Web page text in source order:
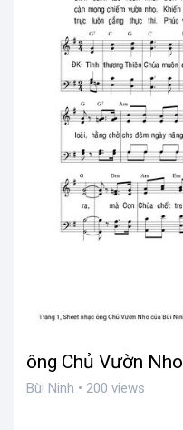
ông Chủ Vườn Nho
Bùi Ninh • 200 views